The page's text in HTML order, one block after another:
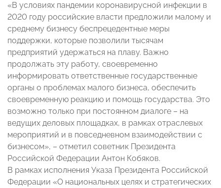
«В условиях пандемии коронавирусной инфекции в
2020 году российские власти предложили малому и
среднему бизнесу беспрецедентные меры
поддержки, которые позволили тысячам
предприятий удержаться на плаву. Важно
продолжать эту работу, своевременно
информировать ответственные государственные
органы о проблемах малого бизнеса, обеспечить
своевременную реакцию и помощь государства. Это
возможно только при постоянном диалоге – на
ведущих деловых площадках, в рамках отраслевых
мероприятий и в повседневном взаимодействии с
бизнесом», – отметил советник Президента
Российской Федерации Антон Кобяков.
В рамках исполнения Указа Президента Российской
Федерации «О национальных целях и стратегических